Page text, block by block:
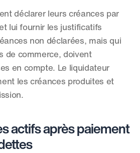
déclarer leurs créances par
lui fournir les justificatifs
non déclarées, mais qui
de commerce, doivent
en compte. Le liquidateur
les créances produites et
actifs après paiement